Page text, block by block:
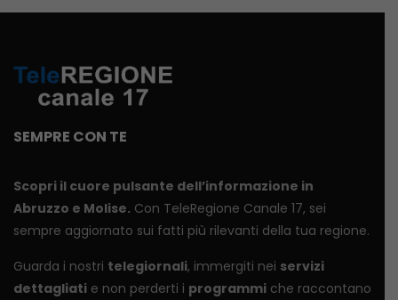
SEMPRE CON TE
Scopri il cuore pulsante dell’informazione in
Abruzzo e Molise. Con TeleRegione Canale 17, sei
sempre aggiornato sui fatti più rilevanti della tua regione.
Guarda i nostri telegiornali, immergiti nei servizi
dettagliati e non perderti i programmi che raccontano